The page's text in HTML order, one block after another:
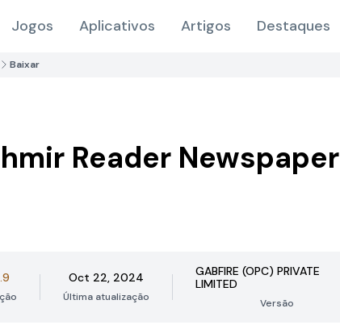
Jogos Aplicativos Artigos Destaques
Baixar
Reader Newspaper
Oct 22, 2024
Última atualização
GABFIRE (OPC) PRIVATE
LIMITED
Versão